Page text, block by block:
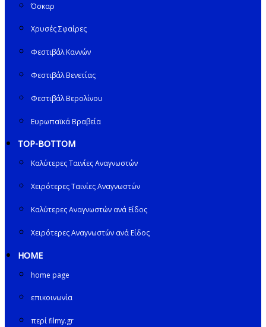
Όσκαρ
Χρυσές Σφαίρες
Φεστιβάλ Καννών
Φεστιβάλ Βενετίας
Φεστιβάλ Βερολίνου
Ευρωπαϊκά Βραβεία
TOP-BOTTOM
Καλύτερες Ταινίες Αναγνωστών
Χειρότερες Ταινίες Αναγνωστών
Καλύτερες Αναγνωστών ανά Είδος
Χειρότερες Αναγνωστών ανά Είδος
HOME
home page
επικοινωνία
περί filmy.gr